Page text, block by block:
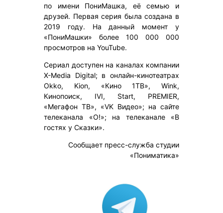
по имени ПониМашка, её семью и
друзей. Первая серия была создана в
2019 году. На данный момент у
«ПониМашки» более 100 000 000
просмотров на YouTube.
Сериал доступен на каналах компании
X-Media Digital; в онлайн-кинотеатрах
Okko, Kion, «Кино 1ТВ», Wink,
Кинопоиск, IVI, Start, PREMIER,
«Мегафон ТВ», «VK Видео»; на сайте
телеканала «О!»; на телеканале «В
гостях у Сказки».
Сообщает пресс-служба студии
«Пониматика»